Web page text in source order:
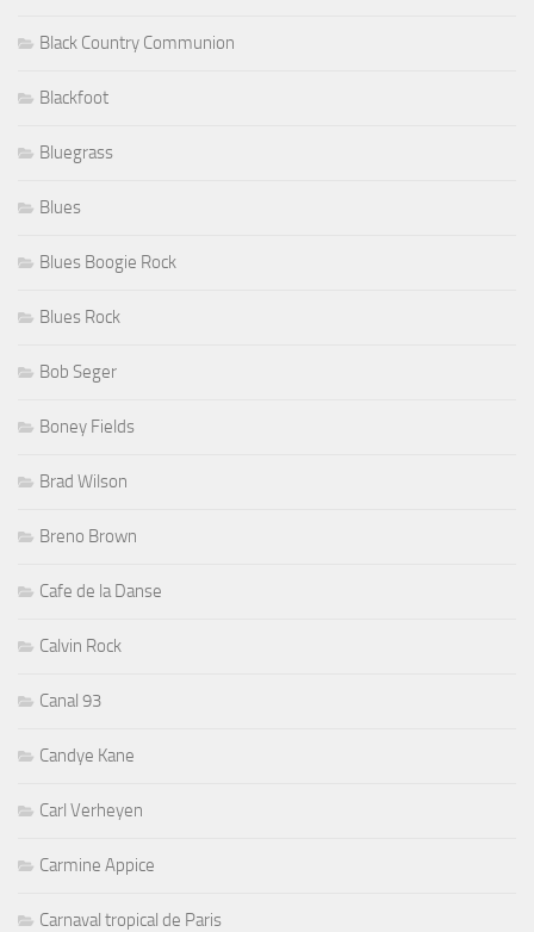
Black Country Communion
Blackfoot
Bluegrass
Blues
Blues Boogie Rock
Blues Rock
Bob Seger
Boney Fields
Brad Wilson
Breno Brown
Cafe de la Danse
Calvin Rock
Canal 93
Candye Kane
Carl Verheyen
Carmine Appice
Carnaval tropical de Paris